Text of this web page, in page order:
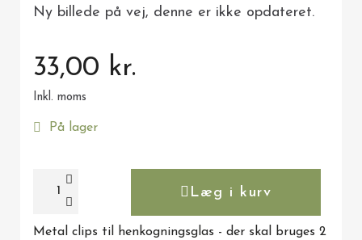
Ny billede på vej, denne er ikke opdateret.
33,00 kr.
Inkl. moms
På lager
Læg i kurv
Metal clips til henkogningsglas - der skal bruges 2